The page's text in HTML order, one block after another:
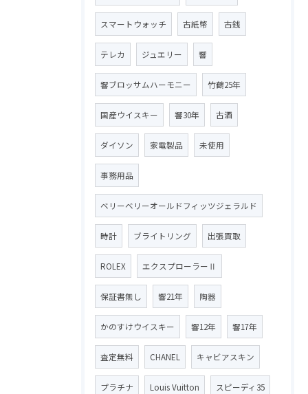
スマートウォッチ 古紙幣 古銭
テレカ ジュエリー 響
響ブロッサムハーモニー 竹鶴25年
国産ウイスキー 響30年 古酒
ダイソン 家電製品 未使用
事務用品
ベリーベリーオールドフィッツジェラルド
時計 ブライトリング 出張買取
ROLEX エクスプローラーⅡ
保証書無し 響21年 陶器
かのすけウイスキー 響12年 響17年
査定無料 CHANEL キャビアスキン
プラチナ Louis Vuitton スピーディ35